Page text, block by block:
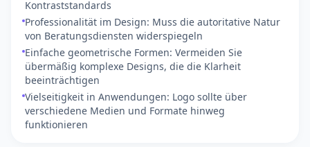
Kontraststandards
Professionalität im Design: Muss die autoritative Natur
von Beratungsdiensten widerspiegeln
Einfache geometrische Formen: Vermeiden Sie
übermäßig komplexe Designs, die die Klarheit
beeinträchtigen
Vielseitigkeit in Anwendungen: Logo sollte über
verschiedene Medien und Formate hinweg
funktionieren